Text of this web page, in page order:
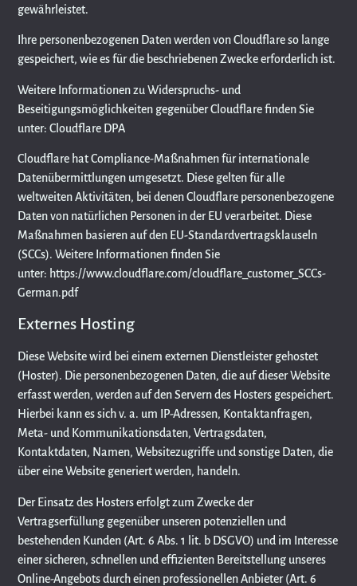
gewährleistet.
Ihre personenbezogenen Daten werden von Cloudflare so lange
gespeichert, wie es für die beschriebenen Zwecke erforderlich ist.
Weitere Informationen zu Widerspruchs- und
Beseitigungsmöglichkeiten gegenüber Cloudflare finden Sie
unter: Cloudflare DPA
Cloudflare hat Compliance-Maßnahmen für internationale
Datenübermittlungen umgesetzt. Diese gelten für alle
weltweiten Aktivitäten, bei denen Cloudflare personenbezogene
Daten von natürlichen Personen in der EU verarbeitet. Diese
Maßnahmen basieren auf den EU-Standardvertragsklauseln
(SCCs). Weitere Informationen finden Sie
unter: https://www.cloudflare.com/cloudflare_customer_SCCs-
German.pdf
Externes Hosting
Diese Website wird bei einem externen Dienstleister gehostet
(Hoster). Die personenbezogenen Daten, die auf dieser Website
erfasst werden, werden auf den Servern des Hosters gespeichert.
Hierbei kann es sich v. a. um IP-Adressen, Kontaktanfragen,
Meta- und Kommunikationsdaten, Vertragsdaten,
Kontaktdaten, Namen, Websitezugriffe und sonstige Daten, die
über eine Website generiert werden, handeln.
Der Einsatz des Hosters erfolgt zum Zwecke der
Vertragserfüllung gegenüber unseren potenziellen und
bestehenden Kunden (Art. 6 Abs. 1 lit. b DSGVO) und im Interesse
einer sicheren, schnellen und effizienten Bereitstellung unseres
Online-Angebots durch einen professionellen Anbieter (Art. 6